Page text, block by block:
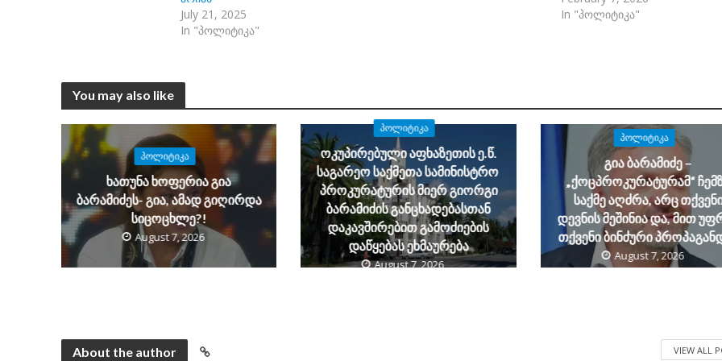
July 21, 2025
In "პოლიტიკა"
In "პოლიტიკა"
You may also like
ᲞᲝᲚᲘᲢᲘᲙᲐ
ხათუნა ხოფერია გია
ბარამიძეს- გია, ამად გიღირდა
სიცოცხლე?!
August 7, 2026
ᲞᲝᲚᲘᲢᲘᲙᲐ
ოკუპირებული აფხაზეთის ე.წ.
საგარეო საქმეთა სამინისტრო
პროკურატურის მიერ გიორგი
ბარამიძის განცხადებასთან
დაკავშირებით გამოძიების
დაწყებას ეხმაურება
August 7, 2026
ᲞᲝᲚᲘᲢᲘᲙᲐ
გია ბარამიძე –
„ქოცპროკურატურამ“
საქმე აღძრა, არც
დევნის მეშინია და, მით
თქვენი ბინძური
August 7, 2026
About the author VIEW ALL